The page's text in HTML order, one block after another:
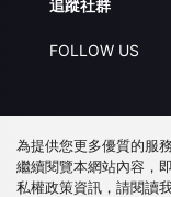
追蹤社群
FOLLOW US
為提供您更多優質的服
繼續閱覽本網站內容，
私權政策資訊，請閱讀